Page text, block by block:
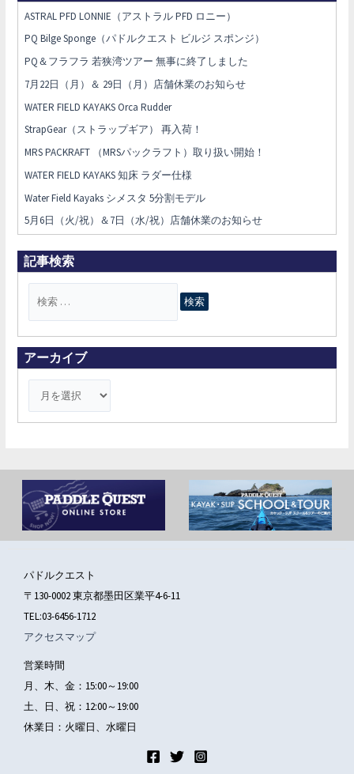
ASTRAL PFD LONNIE（アストラル PFD ロニー）
PQ Bilge Sponge（パドルクエスト ビルジ スポンジ）
PQ＆フラフラ 若狭湾ツアー 無事に終了しました
7月22日（月）＆ 29日（月）店舗休業のお知らせ
WATER FIELD KAYAKS Orca Rudder
StrapGear（ストラップギア） 再入荷！
MRS PACKRAFT （MRSパックラフト）取り扱い開始！
WATER FIELD KAYAKS 知床 ラダー仕様
Water Field Kayaks シメスタ 5分割モデル
5月6日（火/祝）＆7日（水/祝）店舗休業のお知らせ
記事検索
対
象
アーカイブ
パドルクエスト
〒130-0002 東京都墨田区業平4-6-11
TEL:03-6456-1712
アクセスマップ
営業時間
月、木、金：15:00～19:00
土、日、祝：12:00～19:00
休業日：火曜日、水曜日